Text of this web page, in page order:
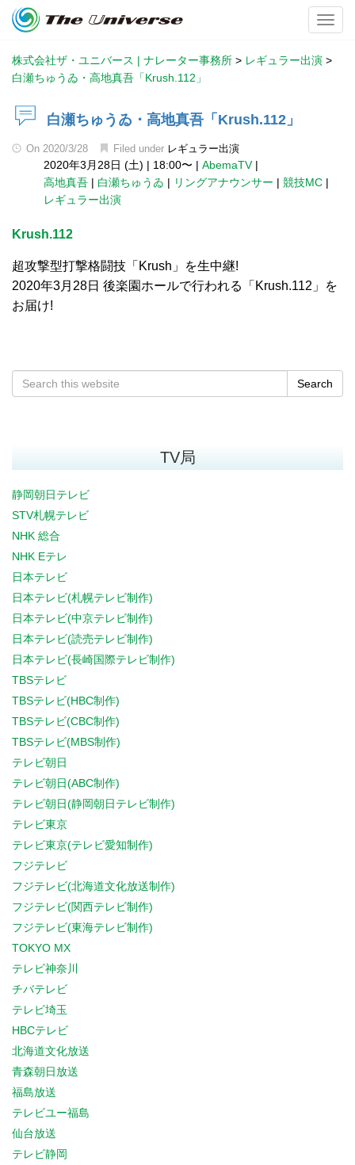
株式会社ザ・ユニバース | ナレーター事務所 > レギュラー出演 >
白瀬ちゅうゐ・高地真吾「Krush.112」
白瀬ちゅうゐ・高地真吾「Krush.112」
On 2020/3/28 Filed under レギュラー出演
2020年3月28日 (土) | 18:00〜 | AbemaTV|
高地真吾 | 白瀬ちゅうゐ | リングアナウンサー | 競技MC |
レギュラー出演
Krush.112
超攻撃型打撃格闘技「Krush」を生中継!
2020年3月28日 後楽園ホールで行われる「Krush.112」を
お届け!
Search
TV局
静岡朝日テレビ
STV札幌テレビ
NHK 総合
NHK Eテレ
日本テレビ
日本テレビ(札幌テレビ制作)
日本テレビ(中京テレビ制作)
日本テレビ(読売テレビ制作)
日本テレビ(長崎国際テレビ制作)
TBSテレビ
TBSテレビ(HBC制作)
TBSテレビ(CBC制作)
TBSテレビ(MBS制作)
テレビ朝日
テレビ朝日(ABC制作)
テレビ朝日(静岡朝日テレビ制作)
テレビ東京
テレビ東京(テレビ愛知制作)
フジテレビ
フジテレビ(北海道文化放送制作)
フジテレビ(関西テレビ制作)
フジテレビ(東海テレビ制作)
TOKYO MX
テレビ神奈川
チバテレビ
テレビ埼玉
HBCテレビ
北海道文化放送
青森朝日放送
福島放送
テレビユー福島
仙台放送
テレビ静岡